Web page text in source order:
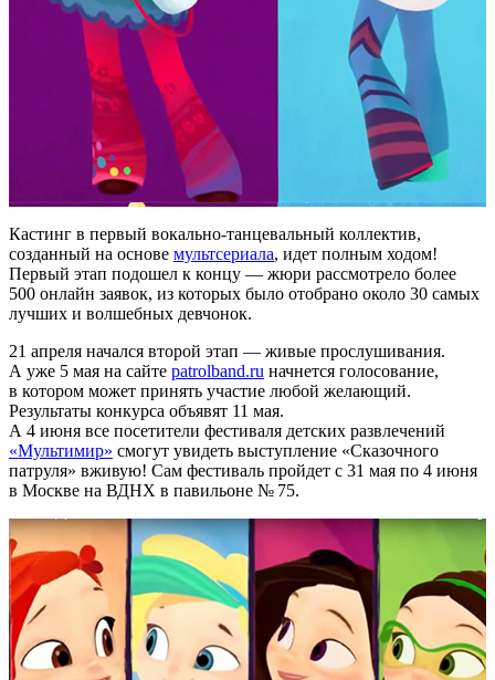
Кастинг в первый вокально-танцевальный коллектив,
созданный на основе мультсериала, идет полным ходом!
Первый этап подошел к концу — жюри рассмотрело более
500 онлайн заявок, из которых было отобрано около 30 самых
лучших и волшебных девчонок.
21 апреля начался второй этап — живые прослушивания.
А уже 5 мая на сайте patrolband.ru начнется голосование,
в котором может принять участие любой желающий.
Результаты конкурса объявят 11 мая.
А 4 июня все посетители фестиваля детских развлечений
«Мультимир» смогут увидеть выступление «Сказочного
патруля» вживую! Сам фестиваль пройдет с 31 мая по 4 июня
в Москве на ВДНХ в павильоне № 75.